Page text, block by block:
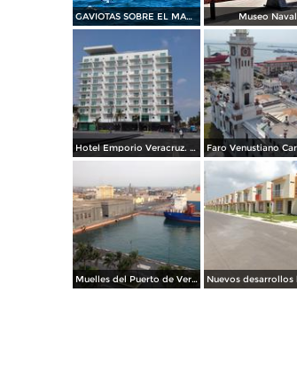
GAVIOTAS SOBRE EL MAR AZUL DE VERACRUZ Museo Naval
Hotel Emporio Veracruz. Mayo/2018
Muelles del Puerto de Veracruz. Junio/2018